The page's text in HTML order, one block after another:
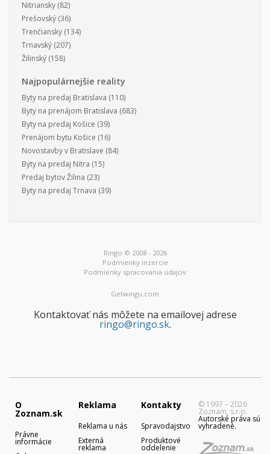
Nitriansky (82)
Prešovský (36)
Trenčiansky (134)
Trnavský (207)
Žilinský (158)
Najpopulárnejšie reality
Byty na predaj Bratislava (110)
Byty na prenájom Bratislava (683)
Byty na predaj Košice (39)
Prenájom bytu Košice (16)
Novostavby v Bratislave (84)
Byty na predaj Nitra (15)
Predaj bytov Žilina (23)
Byty na predaj Trnava (39)
Ringo © 2008 - 2026
Podmienky inzercie
Podmienky spracovania údajov
Getwingu.com
Kontaktovať nás môžete na emailovej adrese
ringo@ringo.sk.
O
Zoznam.sk
Právne
informácie
Reklama
Reklama u nás
Externá
reklama
Kontakty
Spravodajstvo
Produktové
oddelenie
© 1997 – 2026
Zoznam, s.r.o.
Autorské práva sú
vyhradené.